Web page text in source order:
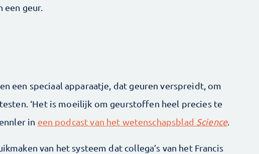
een geur.
een speciaal apparaatje, dat geuren verspreidt, om
‘Het is moeilijk om geurstoffen heel precies te
in een podcast van het wetenschapsblad Science.
van het systeem dat collega’s van het Francis